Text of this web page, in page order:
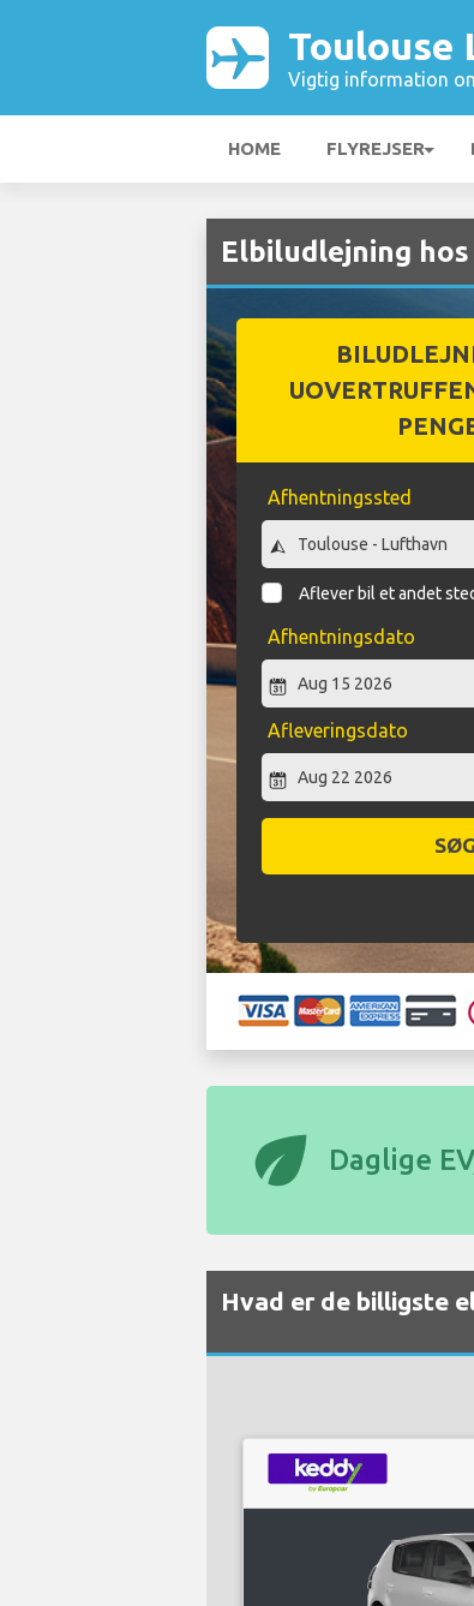
Toulouse
Vigtig information
HOME FLYREJSER
Elbiludlejning
Afhentningssted
Aflever bil et andet
Afhentningsdato
Afleveringsdato
SØG
eco Daglige
Hvad er de billigste